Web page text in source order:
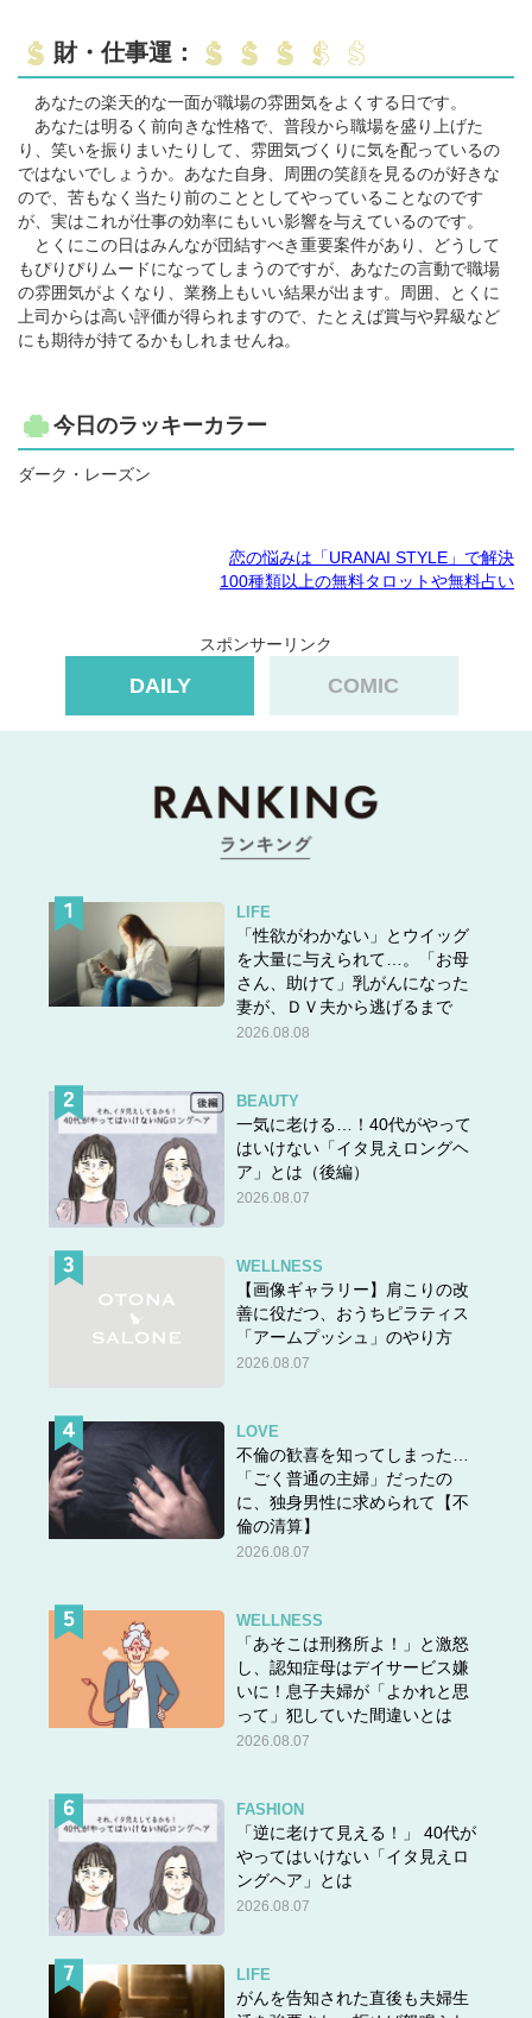
財・仕事運：
あなたの楽天的な一面が職場の雰囲気をよくする日です。
あなたは明るく前向きな性格で、普段から職場を盛り上げた
り、笑いを振りまいたりして、雰囲気づくりに気を配っているの
ではないでしょうか。あなた自身、周囲の笑顔を見るのが好きな
ので、苦もなく当たり前のこととしてやっていることなのです
が、実はこれが仕事の効率にもいい影響を与えているのです。
とくにこの日はみんなが団結すべき重要案件があり、どうして
もぴりぴりムードになってしまうのですが、あなたの言動で職場
の雰囲気がよくなり、業務上もいい結果が出ます。周囲、とくに
上司からは高い評価が得られますので、たとえば賞与や昇級など
にも期待が持てるかもしれませんね。
今日のラッキーカラー
ダーク・レーズン
恋の悩みは「URANAI STYLE」で解決
100種類以上の無料タロットや無料占い
スポンサーリンク
DAILY COMIC
LIFE
「性欲がわかない」とウイッグ
を大量に与えられて…。「お母
さん、助けて」乳がんになった
妻が、ＤＶ夫から逃げるまで
2026.08.08
BEAUTY
一気に老ける…！40代がやって
はいけない「イタ見えロングヘ
ア」とは（後編）
2026.08.07
WELLNESS
【画像ギャラリー】肩こりの改
善に役だつ、おうちピラティス
「アームプッシュ」のやり方
2026.08.07
LOVE
不倫の歓喜を知ってしまった…
「ごく普通の主婦」だったの
に、独身男性に求められて【不
倫の清算】
2026.08.07
WELLNESS
「あそこは刑務所よ！」と激怒
し、認知症母はデイサービス嫌
いに！息子夫婦が「よかれと思
って」犯していた間違いとは
2026.08.07
FASHION
「逆に老けて見える！」 40代が
やってはいけない「イタ見えロ
ングヘア」とは
2026.08.07
LIFE
がんを告知された直後も夫婦生